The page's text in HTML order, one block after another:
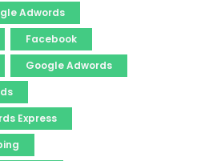
Adwords
Facebook
Google Adwords
Express